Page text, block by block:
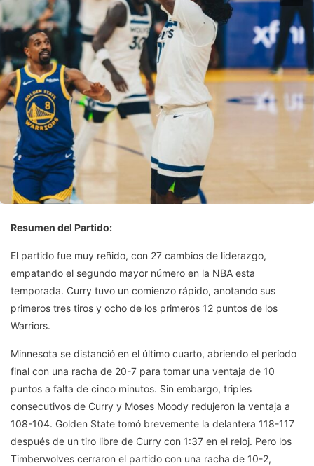
Resumen del Partido:
El partido fue muy reñido, con 27 cambios de liderazgo,
empatando el segundo mayor número en la NBA esta
temporada. Curry tuvo un comienzo rápido, anotando sus
primeros tres tiros y ocho de los primeros 12 puntos de los
Warriors.
Minnesota se distanció en el último cuarto, abriendo el período
final con una racha de 20-7 para tomar una ventaja de 10
puntos a falta de cinco minutos. Sin embargo, triples
consecutivos de Curry y Moses Moody redujeron la ventaja a
108-104. Golden State tomó brevemente la delantera 118-117
después de un tiro libre de Curry con 1:37 en el reloj. Pero los
Timberwolves cerraron el partido con una racha de 10-2,